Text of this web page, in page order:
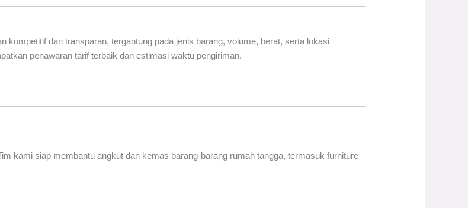
kompetitif dan transparan, tergantung pada jenis barang, volume, berat, serta lokasi
penawaran tarif terbaik dan estimasi waktu pengiriman.
kami siap membantu angkut dan kemas barang-barang rumah tangga, termasuk furniture